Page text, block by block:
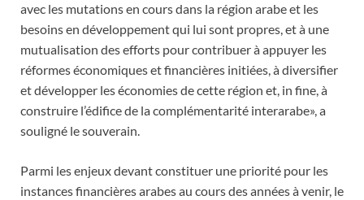
avec les mutations en cours dans la région arabe et les
besoins en développement qui lui sont propres, et à une
mutualisation des efforts pour contribuer à appuyer les
réformes économiques et financières initiées, à diversifier
et développer les économies de cette région et, in fine, à
construire l’édifice de la complémentarité interarabe», a
souligné le souverain.
Parmi les enjeux devant constituer une priorité pour les
instances financières arabes au cours des années à venir, le